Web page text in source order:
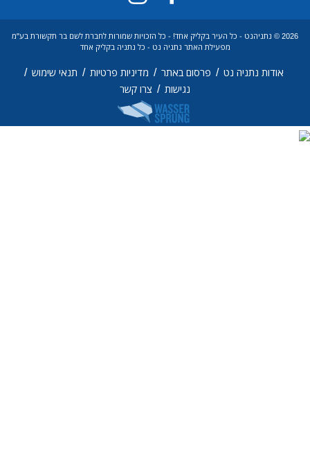
2026 © נתניהנט - כל העיר בקליק אחד! - כל הזכויות שמורות לחברת לשם בר תקשורת בע"מ
מפעילת האתר נתניה נט - כל נתניה בקליק אחד
אודות נתניה נט / פרסום באתר / מדיניות פרטיות / תנאי שימוש /
נגישות / צרו קשר